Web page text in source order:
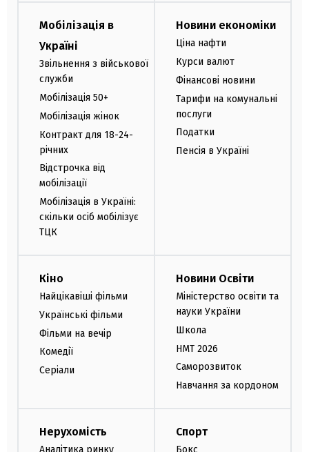
Мобілізація в
Україні
Звільнення з військової
служби
Мобілізація 50+
Мобілізація жінок
Контракт для 18-24-
річних
Відстрочка від
мобілізації
Мобілізація в Україні:
скільки осіб мобілізує
ТЦК
Новини економіки
Ціна нафти
Курси валют
Фінансові новини
Тарифи на комунальні
послуги
Податки
Пенсія в Україні
Кіно
Найцікавіші фільми
Українські фільми
Фільми на вечір
Комедії
Серіали
Новини Освіти
Міністерство освіти та
науки України
Школа
НМТ 2026
Саморозвиток
Навчання за кордоном
Нерухомість
Аналітика ринку
Спорт
Бокс